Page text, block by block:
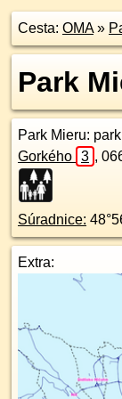
Cesta: OMA»
Park
Park Mieru:
Gorkého 3 ,
Súradnice:
Extra: